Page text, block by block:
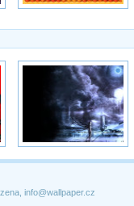
info@wallpaper.cz